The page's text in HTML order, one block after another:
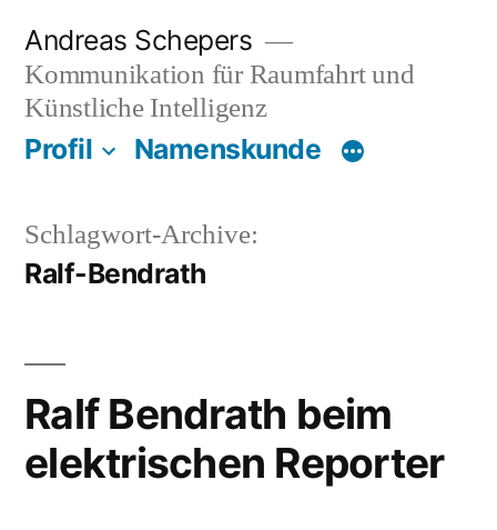
Inhalt
springen
Andreas Schepers
Kommunikation für Raumfahrt und
Künstliche Intelligenz
Profil Namenskunde
Schlagwort-Archive:
Ralf-Bendrath
Ralf Bendrath beim
elektrischen Reporter